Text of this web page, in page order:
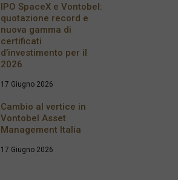
IPO SpaceX e Vontobel:
quotazione record e
nuova gamma di
certificati
d’investimento per il
2026
17 Giugno 2026
Cambio al vertice in
Vontobel Asset
Management Italia
17 Giugno 2026